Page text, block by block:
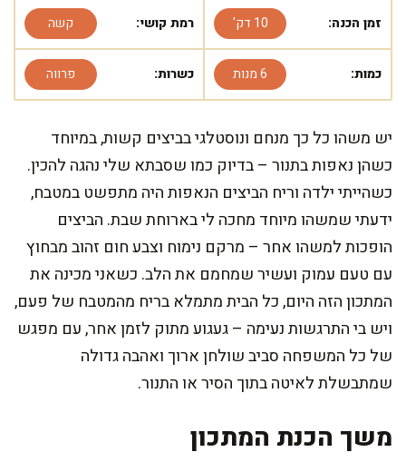
זמן הכנה: 10 דק' רמת קושי: קשה
כמות: 6 מנות כשרות: פרווה
יש משהו כל כך מנחם ונוסטלגי בביצים קשות, במיוחד
כשהן נאפות בתנור – בדיוק כמו שסבתא שלי נהגה להכין.
כשהייתי ילדה וריח הביצים הנאפות היה מתפשט במטבח,
ידעתי שמשהו מיוחד מחכה לי בארוחת שבת. הביצים
הופכות למשהו אחר – מרקם נימוח וצבע חום זהוב מבחוץ
עם טעם עמוק ועשיר שמחמם את הלב. כשאני מכינה את
המתכון הזה היום, כל הבית מתמלא בריח מהמטבח של פעם,
ויש בי התרגשות נעימה – געגוע מתוק לזמן אחר, עם מפגש
של כל המשפחה סביב שולחן ארוך ואהבה גדולה
שמתבשלת לאיטה בתוך הסיר או התנור.
משך הכנת המתכון